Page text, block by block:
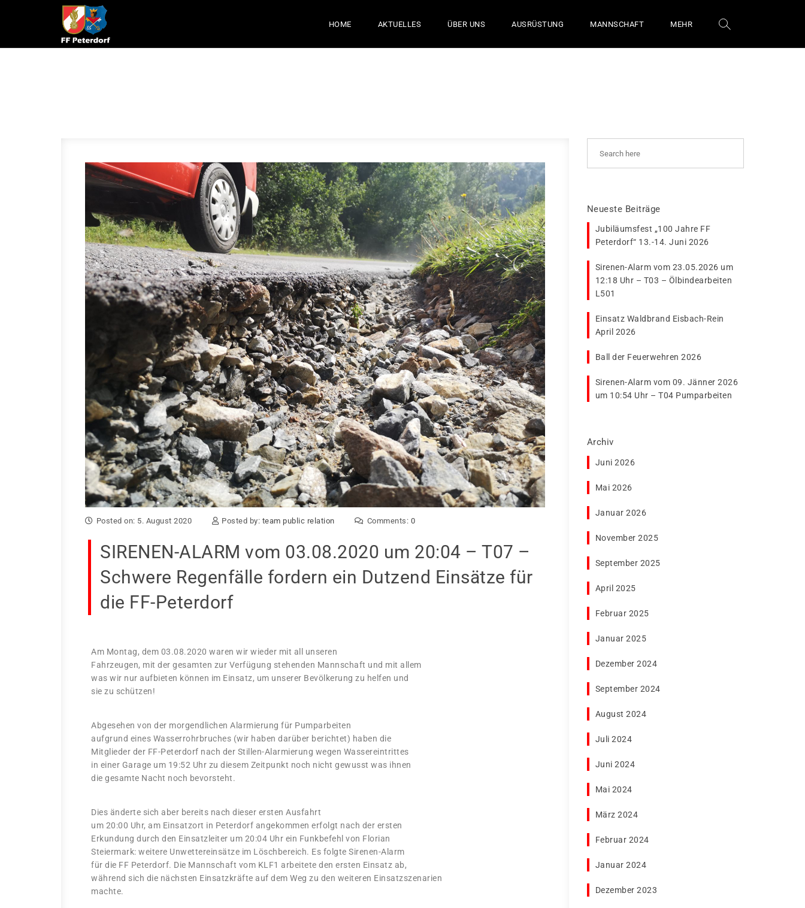
HOME AKTUELLES ÜBER UNS AUSRÜSTUNG MANNSCHAFT MEHR
Posted on: 5. August 2020 Posted by: team public relation Comments: 0
SIRENEN-ALARM vom 03.08.2020 um 20:04 – T07 –
Schwere Regenfälle fordern ein Dutzend Einsätze für
die FF-Peterdorf
Am Montag, dem 03.08.2020 waren wir wieder mit all unseren
Fahrzeugen, mit der gesamten zur Verfügung stehenden Mannschaft und mit allem
was wir nur aufbieten können im Einsatz, um unserer Bevölkerung zu helfen und
sie zu schützen!
Abgesehen von der morgendlichen Alarmierung für Pumparbeiten
aufgrund eines Wasserrohrbruches (wir haben darüber berichtet) haben die
Mitglieder der FF-Peterdorf nach der Stillen-Alarmierung wegen Wassereintrittes
in einer Garage um 19:52 Uhr zu diesem Zeitpunkt noch nicht gewusst was ihnen
die gesamte Nacht noch bevorsteht.
Dies änderte sich aber bereits nach dieser ersten Ausfahrt
um 20:00 Uhr, am Einsatzort in Peterdorf angekommen erfolgt nach der ersten
Erkundung durch den Einsatzleiter um 20:04 Uhr ein Funkbefehl von Florian
Steiermark: weitere Unwettereinsätze im Löschbereich. Es folgte Sirenen-Alarm
für die FF Peterdorf. Die Mannschaft vom KLF1 arbeitete den ersten Einsatz ab,
während sich die nächsten Einsatzkräfte auf dem Weg zu den weiteren Einsatzszenarien
machte.
Neueste Beiträge
Jubiläumsfest „100 Jahre FF
Peterdorf“ 13.-14. Juni 2026
Sirenen-Alarm vom 23.05.2026 um
12:18 Uhr – T03 – Ölbindearbeiten
L501
Einsatz Waldbrand Eisbach-Rein
April 2026
Ball der Feuerwehren 2026
Sirenen-Alarm vom 09. Jänner 2026
um 10:54 Uhr – T04 Pumparbeiten
Archiv
Juni 2026
Mai 2026
Januar 2026
November 2025
September 2025
April 2025
Februar 2025
Januar 2025
Dezember 2024
September 2024
August 2024
Juli 2024
Juni 2024
Mai 2024
März 2024
Februar 2024
Januar 2024
Dezember 2023